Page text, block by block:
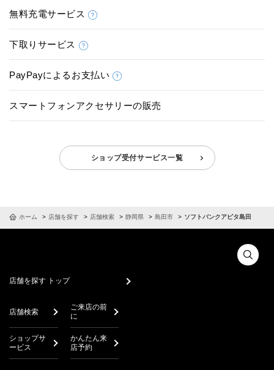
無料充電サービス
下取りサービス
PayPayによるお支払い
スマートフォンアクセサリーの販売
ショップ受付サービス一覧
ホーム 店舗を探す 店舗検索 静岡県 島田市 ソフトバンクアピタ島田
店舗を探す トップ
店舗検索
ご来店の前
に
ショップサ
ービス
かんたん来
店予約